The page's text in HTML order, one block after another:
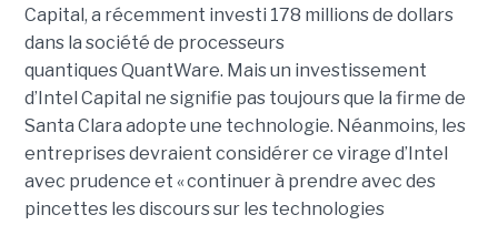
Capital, a récemment investi 178 millions de dollars
dans la société de processeurs
quantiques QuantWare. Mais un investissement
d’Intel Capital ne signifie pas toujours que la firme de
Santa Clara adopte une technologie. Néanmoins, les
entreprises devraient considérer ce virage d’Intel
avec prudence et « continuer à prendre avec des
pincettes les discours sur les technologies